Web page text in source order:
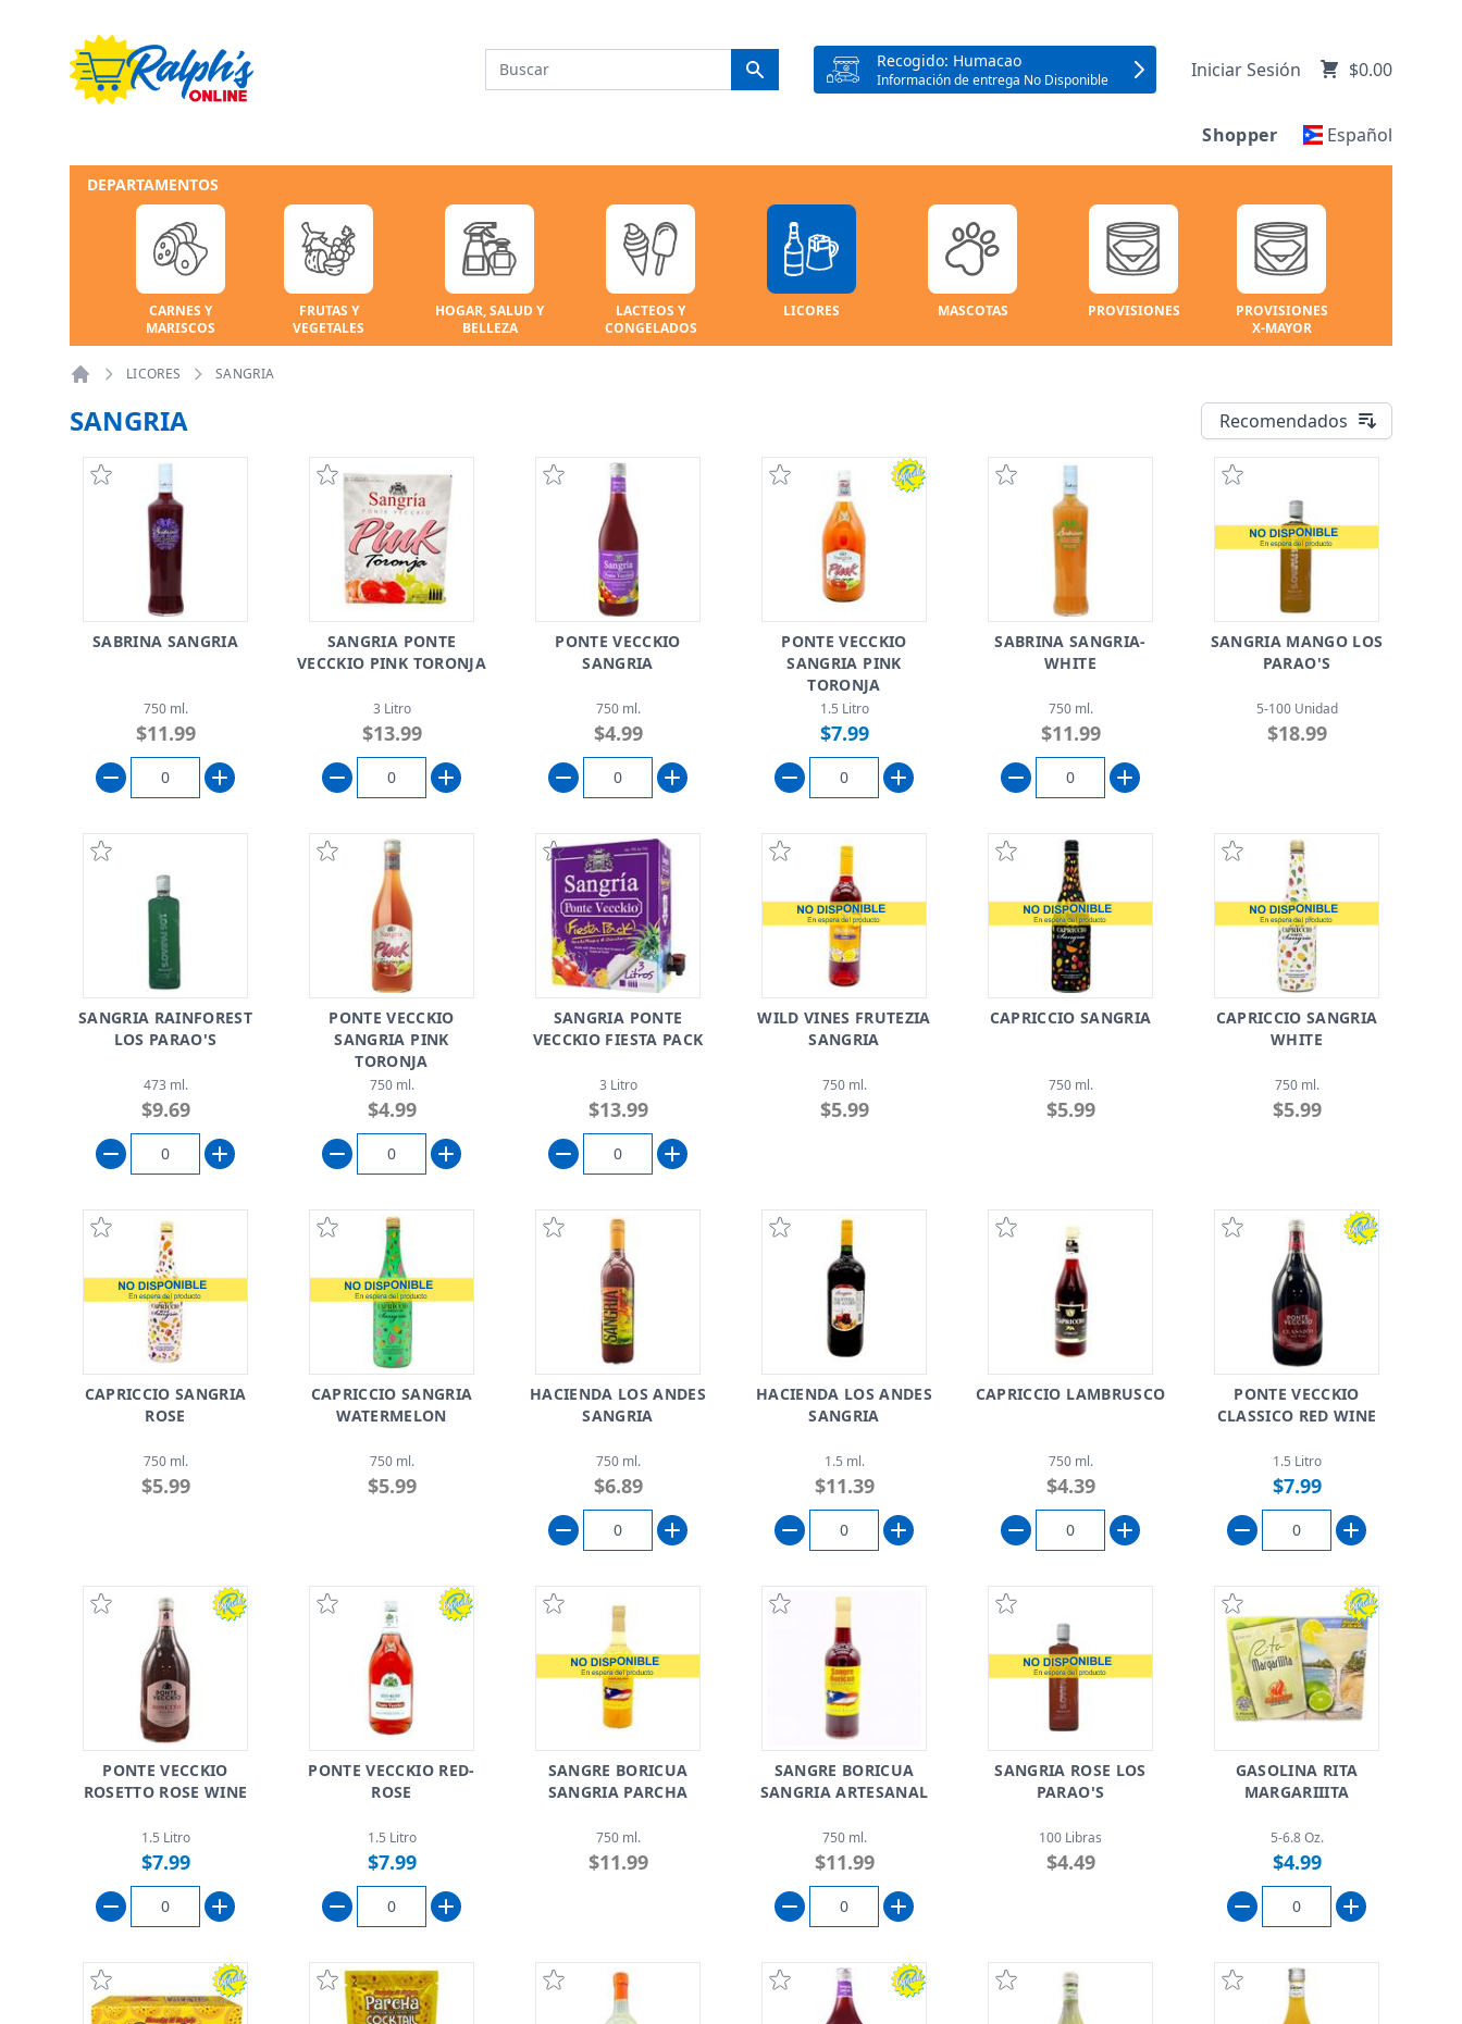
Recogido: Humacao
Información de entrega No Disponible Iniciar Sesión $0.00
Shopper Español
DEPARTAMENTOS
CARNES Y
MARISCOS
FRUTAS Y
VEGETALES
HOGAR, SALUD Y
BELLEZA
LACTEOS Y
CONGELADOS
LICORES MASCOTAS PROVISIONES
PROVISIONES
X-MAYOR
LICORES SANGRIA
SANGRIA Recomendados
SABRINA SANGRIA
750 ml.
$11.99
SANGRIA PONTE
VECCKIO PINK TORONJA
3 Litro
$13.99
PONTE VECCKIO
SANGRIA
750 ml.
$4.99
PONTE VECCKIO
SANGRIA PINK
TORONJA
1.5 Litro
$7.99
SABRINA SANGRIA-
WHITE
750 ml.
$11.99
SANGRIA MANGO LOS
PARAO'S
5-100 Unidad
$18.99
SANGRIA RAINFOREST
LOS PARAO'S
473 ml.
$9.69
PONTE VECCKIO
SANGRIA PINK
TORONJA
750 ml.
$4.99
SANGRIA PONTE
VECCKIO FIESTA PACK
3 Litro
$13.99
WILD VINES FRUTEZIA
SANGRIA
750 ml.
$5.99
CAPRICCIO SANGRIA
750 ml.
$5.99
CAPRICCIO SANGRIA
WHITE
750 ml.
$5.99
CAPRICCIO SANGRIA
ROSE
750 ml.
$5.99
CAPRICCIO SANGRIA
WATERMELON
750 ml.
$5.99
HACIENDA LOS ANDES
SANGRIA
750 ml.
$6.89
HACIENDA LOS ANDES
SANGRIA
1.5 ml.
$11.39
CAPRICCIO LAMBRUSCO
750 ml.
$4.39
PONTE VECCKIO
CLASSICO RED WINE
1.5 Litro
$7.99
PONTE VECCKIO
ROSETTO ROSE WINE
1.5 Litro
$7.99
PONTE VECCKIO RED-
ROSE
1.5 Litro
$7.99
SANGRE BORICUA
SANGRIA PARCHA
750 ml.
$11.99
SANGRE BORICUA
SANGRIA ARTESANAL
750 ml.
$11.99
SANGRIA ROSE LOS
PARAO'S
100 Libras
$4.49
GASOLINA RITA
MARGARIIITA
5-6.8 Oz.
$4.99